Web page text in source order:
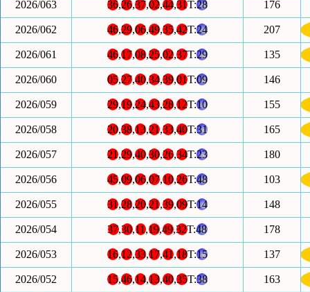
2026/063 36,26,37,02,44,31T:28 176
2026/062 46,29,06,49,35,42T:24 207
2026/061 46,17,08,25,02,37T:29 135
2026/060 05,27,40,34,39,01T:09 146
2026/059 29,19,24,43,28,12T:10 155
2026/058 20,38,13,21,33,40T:31 165
2026/057 21,29,40,30,26,34T:23 180
2026/056 45,09,06,07,10,26T:48 103
2026/055 31,28,20,21,39,09T:14 148
2026/054 37,30,11,19,49,32T:48 178
2026/053 16,12,33,17,41,18T:15 137
2026/052 15,46,14,13,40,35T:38 163